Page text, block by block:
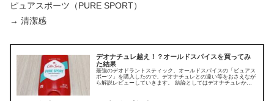
ピュアスポーツ（PURE SPORT）
→ 清潔感
デオナチュレ越え！？オールドスパイスを買ってみ
た結果
最強のデオドラントスティック、オールドスパイスの「ピュアス
ポーツ」を購入したので、デオナチュレとの違い等をおさえなが
ら解説レビューしていきます。 結論としてはデオナチュレから